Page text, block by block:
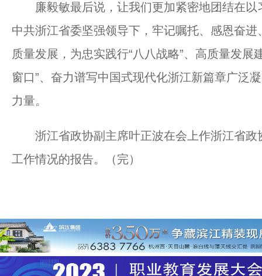
廉毅敏最后说，让我们更加紧密地团结在以
中共浙江省委坚强领导下，牢记嘱托、感恩奋
质量发展，为忠实践行“八八战略”、高质量发
窗口”、奋力谱写中国式现代化浙江新篇章广泛
力量。
浙江省政协副主席叶正波在会上作浙江省政
工作情况的报告。（完）